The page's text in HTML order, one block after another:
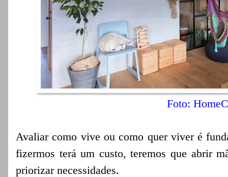
Foto:
Avaliar como vive ou como quer viver é
fizermos terá um custo, teremos que abrir
priorizar necessidades.